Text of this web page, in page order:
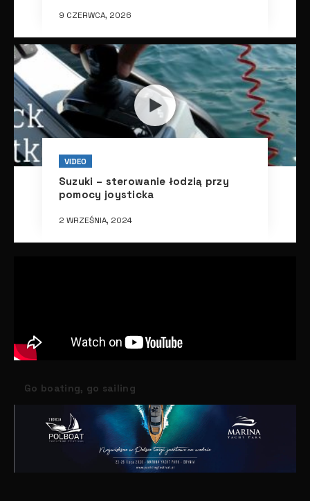
9 CZERWCA, 2026
VIDEO
Suzuki – sterowanie łodzią przy
pomocy joysticka
2 WRZEŚNIA, 2024
Go boating, go sailing